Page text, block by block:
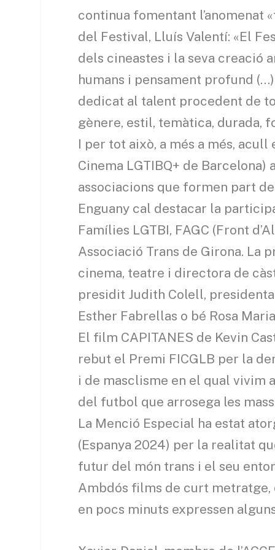
continua fomentant l’anomenat
del Festival, Lluís Valentí: «El
dels cineastes i la seva creació
humans i pensament profund
dedicat al talent procedent de
gènere, estil, temàtica, durada,
I per tot això, a més a més,
Cinema LGTIBQ+ de
associacions que formen part
Enguany cal destacar la
Famílies LGTBI, FAGC (Front
Associació Trans de Girona. La
cinema, teatre i directora de
presidit Judith Colell, presidenta
Esther Fabrellas o bé Rosa
El film CAPITANES de Kevin
rebut el Premi FICGLB per la
i de masclisme en el qual vivim
del futbol que arrosega les
La Menció Especial ha estat
(Espanya 2024) per la realitat
futur del món trans i el seu
Ambdós films de curt
en pocs minuts expressen